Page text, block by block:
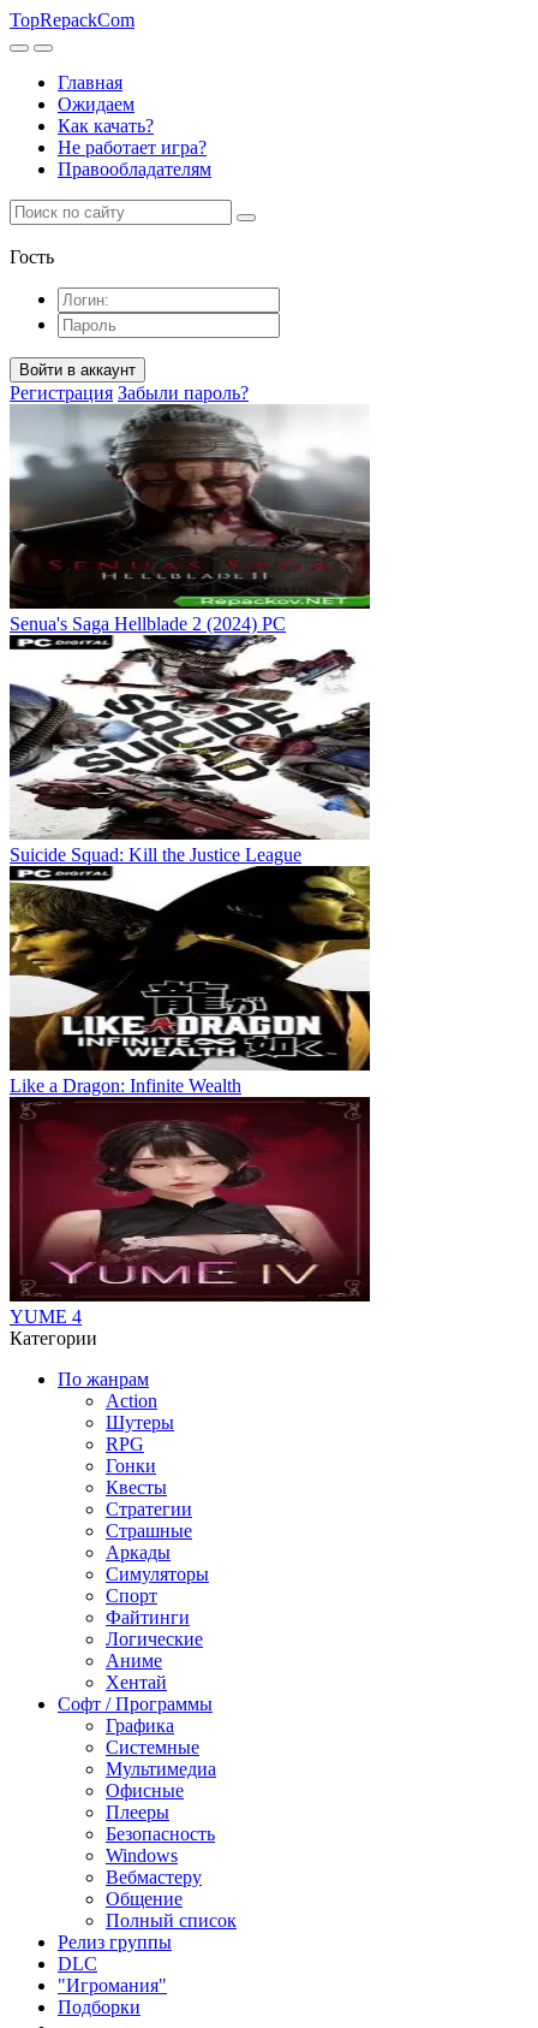
TopRepackCom
Главная
Ожидаем
Как качать?
Не работает игра?
Правообладателям
Гость
Войти в аккаунт
Регистрация Забыли пароль?
Senua's Saga Hellblade 2 (2024) PC
Suicide Squad: Kill the Justice League
Like a Dragon: Infinite Wealth
YUME 4
Категории
По жанрам
Action
Шутеры
RPG
Гонки
Квесты
Стратегии
Страшные
Аркады
Симуляторы
Спорт
Файтинги
Логические
Аниме
Хентай
Софт / Программы
Графика
Системные
Мультимедиа
Офисные
Плееры
Безопасность
Windows
Вебмастеру
Общение
Полный список
Релиз группы
DLC
"Игромания"
Подборки